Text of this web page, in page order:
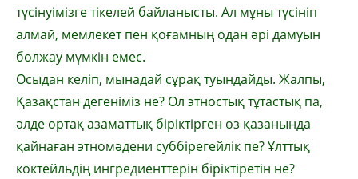
түсінуімізге тікелей байланысты. Ал мұны түсініп
алмай, мем­ле­кет пен қоғамның одан әрі дамуын
бол­жау мүмкін емес.
Осыдан келіп, мынадай сұрақ туын­дай­ды. Жалпы,
Қазақстан дегеніміз не? Ол эт­ностық тұтастық па,
әлде ортақ азамат­тық біріктірген өз қазанында
қайнаған этномәдени суббірегейлік пе? Ұлттық
коктейльдің ингредиенттерін біріктіретін не?